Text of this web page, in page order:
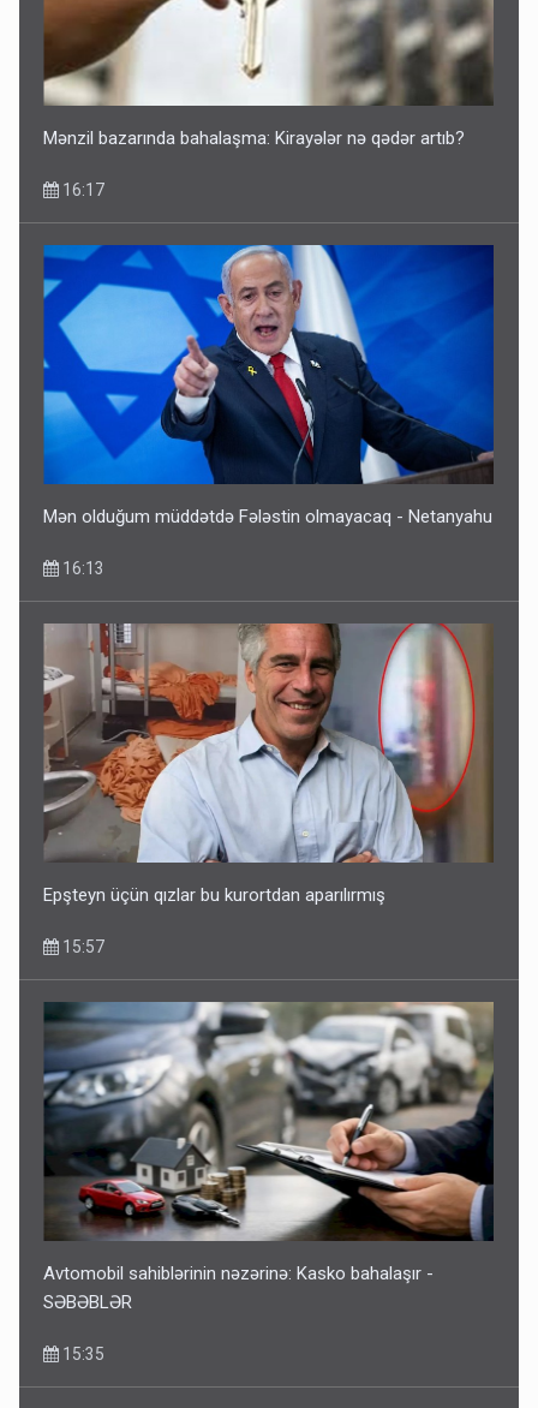
Mənzil bazarında bahalaşma: Kirayələr nə qədər artıb?
16:17
Mən olduğum müddətdə Fələstin olmayacaq - Netanyahu
16:13
Epşteyn üçün qızlar bu kurortdan aparılırmış
15:57
Avtomobil sahiblərinin nəzərinə: Kasko bahalaşır -
SƏBƏBLƏR
15:35